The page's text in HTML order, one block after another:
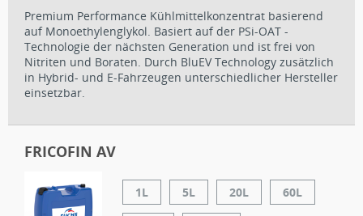
Premium Performance Kühlmittelkonzentrat basierend
auf Monoethylenglykol. Basiert auf der PSi-OAT -
Technologie der nächsten Generation und ist frei von
Nitriten und Boraten. Durch BluEV Technology zusätzlich
in Hybrid- und E-Fahrzeugen unterschiedlicher Hersteller
einsetzbar.
FRICOFIN AV
1L 5L 20L 60L